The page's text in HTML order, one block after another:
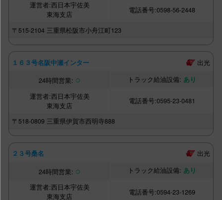
西日本宇佐美
東海支店
0598-56-2448
〒515-2104三重県松阪市小舟江町123
１６３号名阪中瀬インター 出光
○
あり
西日本宇佐美
東海支店
0595-23-0481
〒518-0809三重県伊賀市西明寺888
２３号桑名 出光
○
あり
西日本宇佐美
東海支店
0594-23-1269